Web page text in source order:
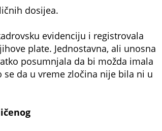
dosijea.
evidenciju i registrovala
plate. Jednostavna, ali unosna
posumnjala da bi možda imala
da u vreme zločina nije bila ni u